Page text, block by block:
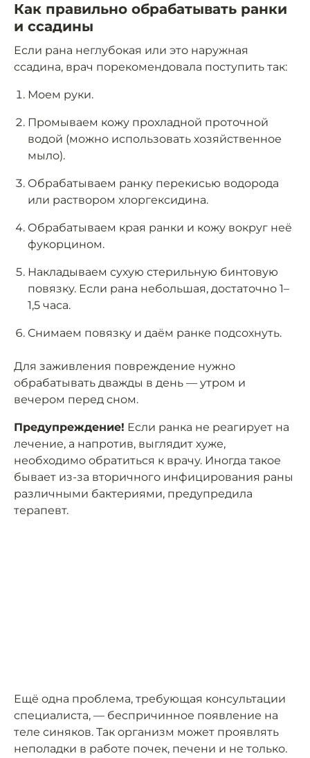
Как правильно обрабатывать ранки
и ссадины
Если рана неглубокая или это наружная
ссадина, врач порекомендовала поступить так:
Моем руки.
Промываем кожу прохладной проточной
водой (можно использовать хозяйственное
мыло).
Обрабатываем ранку перекисью водорода
или раствором хлоргексидина.
Обрабатываем края ранки и кожу вокруг неё
фукорцином.
Накладываем сухую стерильную бинтовую
повязку. Если рана небольшая, достаточно 1–
1,5 часа.
Снимаем повязку и даём ранке подсохнуть.
Для заживления повреждение нужно
обрабатывать дважды в день — утром и
вечером перед сном.
Предупреждение! Если ранка не реагирует на
лечение, а напротив, выглядит хуже,
необходимо обратиться к врачу. Иногда такое
бывает из-за вторичного инфицирования раны
различными бактериями, предупредила
терапевт.
Ещё одна проблема, требующая консультации
специалиста, — беспричинное появление на
теле синяков. Так организм может проявлять
неполадки в работе почек, печени и не только.